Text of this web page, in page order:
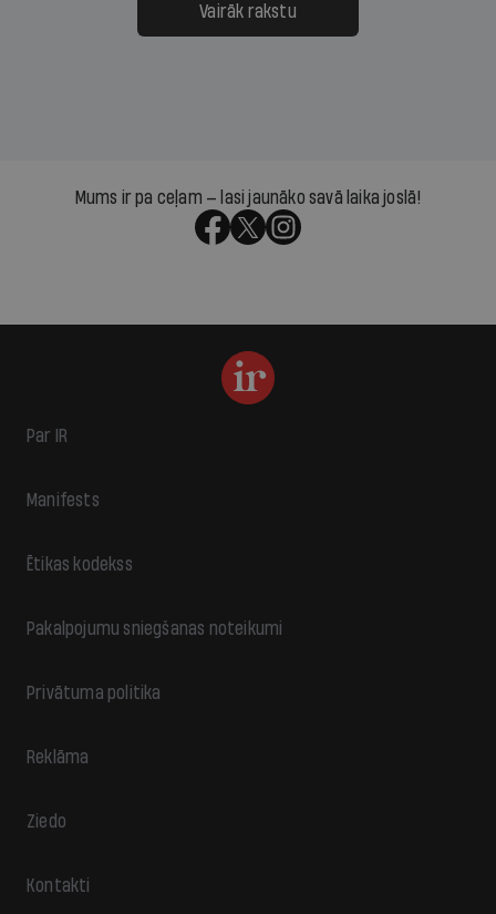
Vairāk rakstu
Mums ir pa ceļam — lasi jaunāko savā laika joslā!
Par IR
Manifests
Ētikas kodekss
Pakalpojumu sniegšanas noteikumi
Privātuma politika
Reklāma
Ziedo
Kontakti